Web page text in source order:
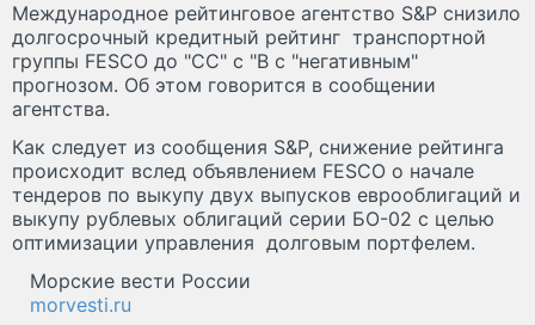
Международное рейтинговое агентство S&P снизило
долгосрочный кредитный рейтинг транспортной
группы FESCO до "СC" c "B c "негативным"
прогнозом. Об этом говорится в сообщении
агентства.
Как следует из сообщения S&P, снижение рейтинга
происходит вслед объявлением FESCO о начале
тендеров по выкупу двух выпусков еврооблигаций и
выкупу рублевых облигаций серии БО-02 с целью
оптимизации управления долговым портфелем.
Морские вести России
morvesti.ru